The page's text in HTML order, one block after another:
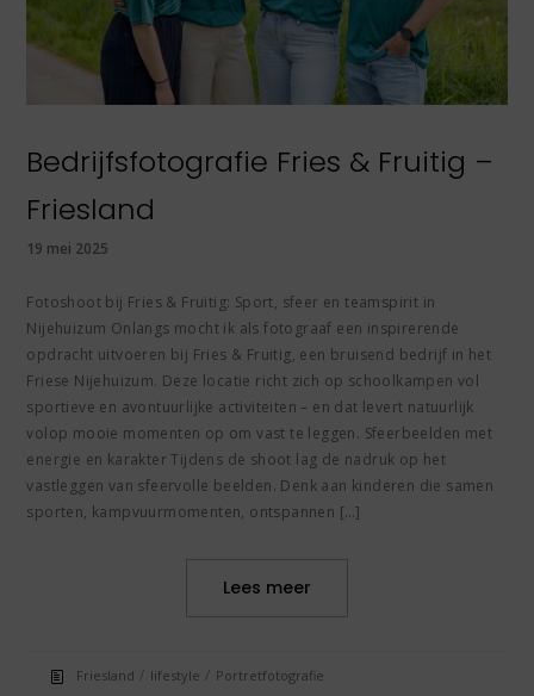
Bedrijfsfotografie Fries & Fruitig –
Friesland
19 mei 2025
Fotoshoot bij Fries & Fruitig: Sport, sfeer en teamspirit in
Nijehuizum Onlangs mocht ik als fotograaf een inspirerende
opdracht uitvoeren bij Fries & Fruitig, een bruisend bedrijf in het
Friese Nijehuizum. Deze locatie richt zich op schoolkampen vol
sportieve en avontuurlijke activiteiten – en dat levert natuurlijk
volop mooie momenten op om vast te leggen. Sfeerbeelden met
energie en karakter Tijdens de shoot lag de nadruk op het
vastleggen van sfeervolle beelden. Denk aan kinderen die samen
sporten, kampvuurmomenten, ontspannen […]
Lees meer
Friesland / lifestyle / Portretfotografie